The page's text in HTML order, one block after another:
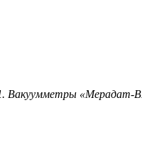
. Вакуумметры «Мерадат-